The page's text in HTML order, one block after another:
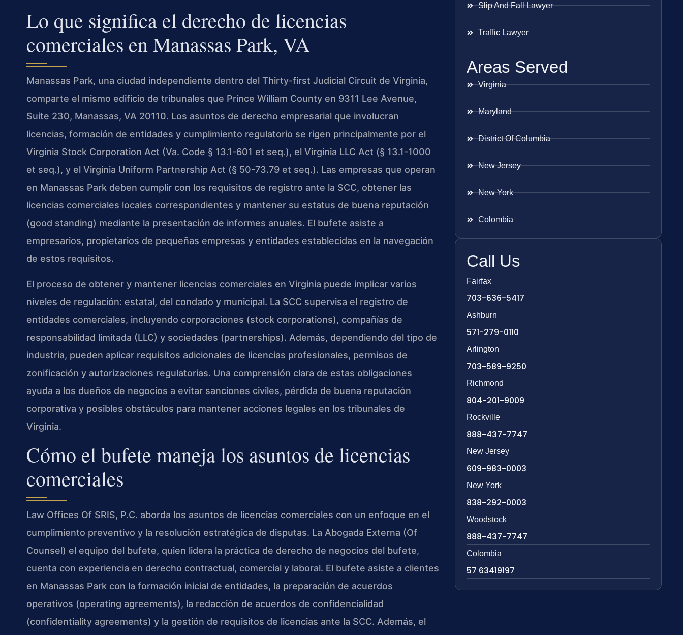
Lo que significa el derecho de licencias
comerciales en Manassas Park, VA
Manassas Park, una ciudad independiente dentro del Thirty-first Judicial Circuit de Virginia,
comparte el mismo edificio de tribunales que Prince William County en 9311 Lee Avenue,
Suite 230, Manassas, VA 20110. Los asuntos de derecho empresarial que involucran
licencias, formación de entidades y cumplimiento regulatorio se rigen principalmente por el
Virginia Stock Corporation Act (Va. Code § 13.1-601 et seq.), el Virginia LLC Act (§ 13.1-1000
et seq.), y el Virginia Uniform Partnership Act (§ 50-73.79 et seq.). Las empresas que operan
en Manassas Park deben cumplir con los requisitos de registro ante la SCC, obtener las
licencias comerciales locales correspondientes y mantener su estatus de buena reputación
(good standing) mediante la presentación de informes anuales. El bufete asiste a
empresarios, propietarios de pequeñas empresas y entidades establecidas en la navegación
de estos requisitos.
El proceso de obtener y mantener licencias comerciales en Virginia puede implicar varios
niveles de regulación: estatal, del condado y municipal. La SCC supervisa el registro de
entidades comerciales, incluyendo corporaciones (stock corporations), compañías de
responsabilidad limitada (LLC) y sociedades (partnerships). Además, dependiendo del tipo de
industria, pueden aplicar requisitos adicionales de licencias profesionales, permisos de
zonificación y autorizaciones regulatorias. Una comprensión clara de estas obligaciones
ayuda a los dueños de negocios a evitar sanciones civiles, pérdida de buena reputación
corporativa y posibles obstáculos para mantener acciones legales en los tribunales de
Virginia.
Cómo el bufete maneja los asuntos de licencias
comerciales
Law Offices Of SRIS, P.C. aborda los asuntos de licencias comerciales con un enfoque en el
cumplimiento preventivo y la resolución estratégica de disputas. La Abogada Externa (Of
Counsel) el equipo del bufete, quien lidera la práctica de derecho de negocios del bufete,
cuenta con experiencia en derecho contractual, comercial y laboral. El bufete asiste a clientes
en Manassas Park con la formación inicial de entidades, la preparación de acuerdos
operativos (operating agreements), la redacción de acuerdos de confidencialidad
(confidentiality agreements) y la gestión de requisitos de licencias ante la SCC. Además, el
Slip And Fall Lawyer
Traffic Lawyer
Areas Served
Virginia
Maryland
District Of Columbia
New Jersey
New York
Colombia
Call Us
Fairfax
703-636-5417
Ashburn
571-279-0110
Arlington
703-589-9250
Richmond
804-201-9009
Rockville
888-437-7747
New Jersey
609-983-0003
New York
838-292-0003
Woodstock
888-437-7747
Colombia
57 63419197